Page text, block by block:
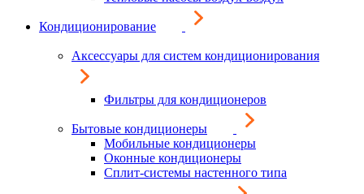
Кондиционирование
Аксессуары для систем кондиционирования
Фильтры для кондиционеров
Бытовые кондиционеры
Мобильные кондиционеры
Оконные кондиционеры
Сплит-системы настенного типа